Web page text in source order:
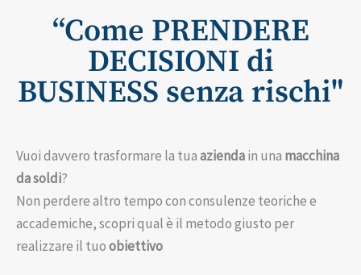
“Come PRENDERE
DECISIONI di
BUSINESS senza rischi"
Vuoi davvero trasformare la tuaaziendain una macchina
da soldi?
Non perdere altro tempo con consulenze teoriche e
accademiche, scopri qual è il metodo giusto per
realizzare il tuoobiettivo